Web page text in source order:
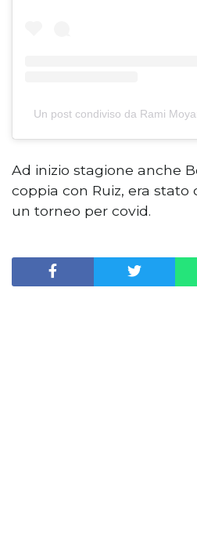
Un post condiviso da Rami
Ad inizio stagione anche
coppia con Ruiz, era stato
un torneo per covid.